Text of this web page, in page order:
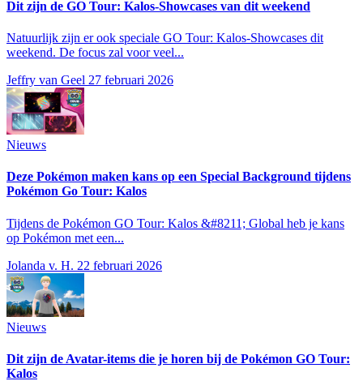
Dit zijn de GO Tour: Kalos-Showcases van dit weekend
Natuurlijk zijn er ook speciale GO Tour: Kalos-Showcases dit
weekend. De focus zal voor veel...
Jeffry van Geel 27 februari 2026
Nieuws
Deze Pokémon maken kans op een Special Background tijdens
Pokémon Go Tour: Kalos
Tijdens de Pokémon GO Tour: Kalos &#8211; Global heb je kans
op Pokémon met een...
Jolanda v. H. 22 februari 2026
Nieuws
Dit zijn de Avatar-items die je horen bij de Pokémon GO Tour:
Kalos